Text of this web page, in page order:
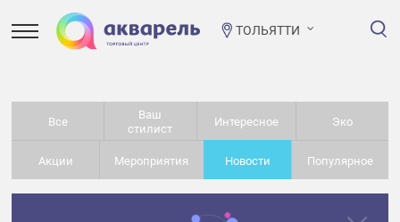
ТОЛЬЯТТИ
Все
Ваш
стилист
Интересное Эко
Акции Мероприятия Новости Популярное